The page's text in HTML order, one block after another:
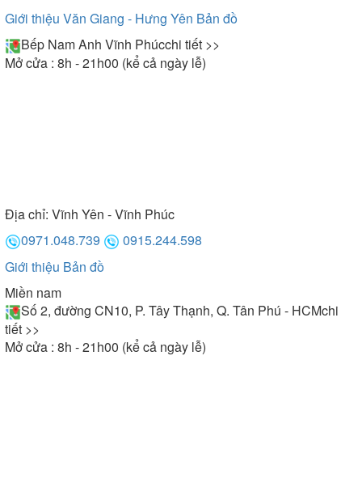
Giới thiệu Văn Giang - Hưng Yên Bản đồ
Bếp Nam Anh Vĩnh Phúcchi tiết >>
Mở cửa : 8h - 21h00 (kể cả ngày lễ)
Địa chỉ: Vĩnh Yên - Vĩnh Phúc
0971.048.739
0915.244.598
Giới thiệu Bản đồ
Miền nam
Số 2, đường CN10, P. Tây Thạnh, Q. Tân Phú - HCMchi
tiết >>
Mở cửa : 8h - 21h00 (kể cả ngày lễ)